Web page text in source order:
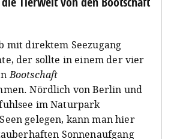
mit direktem Seezugang
der sollte in einem der vier
Bootschaft
Nördlich von Berlin und
im Naturpark
gelegen, kann man hier
Sonnenaufgang